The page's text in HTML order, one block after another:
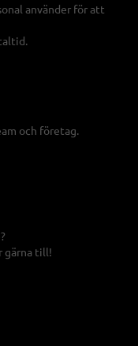
använder för att
och företag.
gärna till!